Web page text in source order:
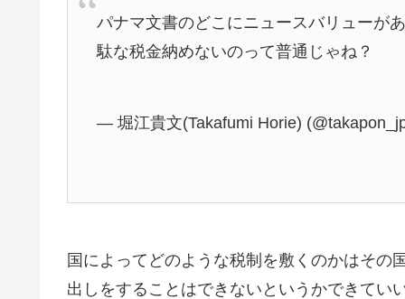
パナマ文書のどこにニュースバリューが
駄な税金納めないのって普通じゃね？
— 堀江貴文(Takafumi Horie)
国によってどのような税制を敷くのかはその
出しをすることはできないというかできてい